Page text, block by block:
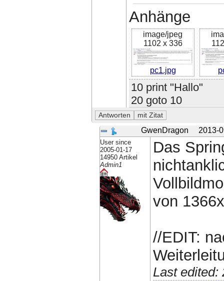
Anhänge
image/jpeg
1102 x 336
pc1.jpg
10 print "Hallo"
20 goto 10
GwenDragon 2013-
User since
2005-01-17
14950 Artikel
Admin1
Das
von
//EDIT:
Last edited: